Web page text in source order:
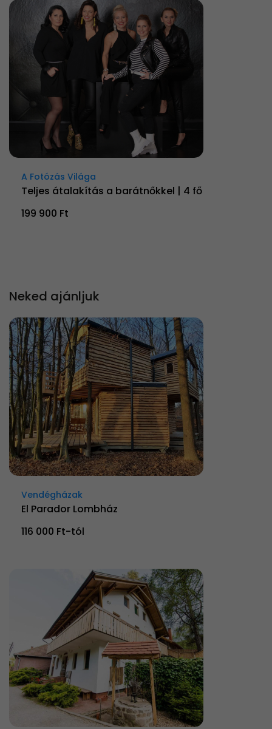
A Fotózás Világa
Teljes átalakítás a barátnőkkel | 4 fő
199 900 Ft
Neked ajánljuk
Vendégházak
El Parador Lombház
116 000 Ft-tól